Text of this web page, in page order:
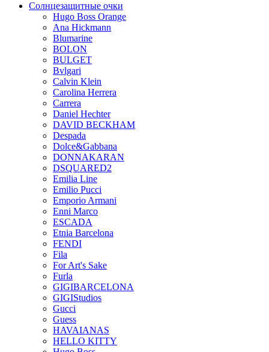
Солнцезащитные очки
Hugo Boss Orange
Ana Hickmann
Blumarine
BOLON
BULGET
Bvlgari
Calvin Klein
Carolina Herrera
Carrera
Daniel Hechter
DAVID BECKHAM
Despada
Dolce&Gabbana
DONNAKARAN
DSQUARED2
Emilia Line
Emilio Pucci
Emporio Armani
Enni Marco
ESCADA
Etnia Barcelona
FENDI
Fila
For Art's Sake
Furla
GIGIBARCELONA
GIGIStudios
Gucci
Guess
HAVAIANAS
HELLO KITTY